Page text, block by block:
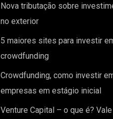
Nova tributação sobre
no exterior
5 maiores sites para investir
crowdfunding
Crowdfunding, como investir
empresas em estágio inicial
Venture Capital – o que é?